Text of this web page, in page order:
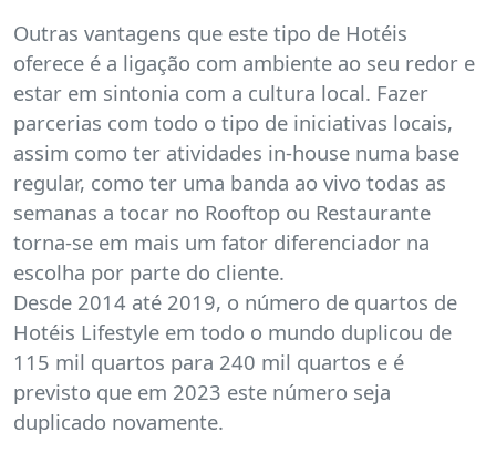
Outras vantagens que este tipo de Hotéis
oferece é a ligação com ambiente ao seu redor e
estar em sintonia com a cultura local. Fazer
parcerias com todo o tipo de iniciativas locais,
assim como ter atividades in-house numa base
regular, como ter uma banda ao vivo todas as
semanas a tocar no Rooftop ou Restaurante
torna-se em mais um fator diferenciador na
escolha por parte do cliente.
Desde 2014 até 2019, o número de quartos de
Hotéis Lifestyle em todo o mundo duplicou de
115 mil quartos para 240 mil quartos e é
previsto que em 2023 este número seja
duplicado novamente.